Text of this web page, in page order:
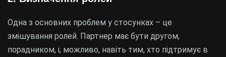
Одна з основних проблем у стосунках – це
змішування ролей. Партнер має бути другом,
порадником, і, можливо, навіть тим, хто підтримує в